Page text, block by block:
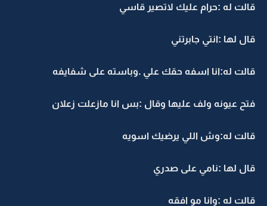
قالت له :حرام عليك لاتصير قاسي
قال لها :انتي جابرتني
قالت له:انا اسفه حقك علي .وباسته على شفايفه
فتح عيونه ولف عليها وقال :بس انا مازعلت زعلان
قالت له:وش اللي يرضيك اسويه
قال لها :نامي على صدري
قالت له :وانا مو افقه